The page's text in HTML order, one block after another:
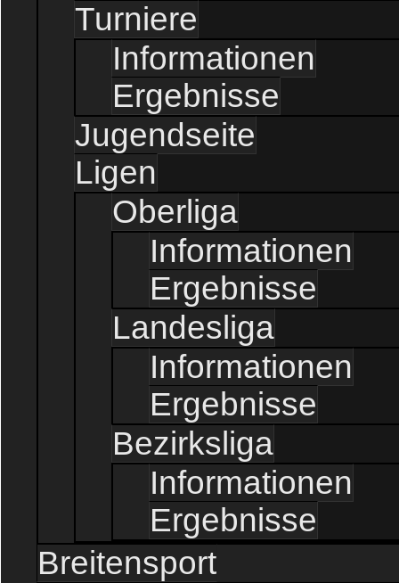
Turniere
Informationen
Ergebnisse
Jugendseite
Ligen
Oberliga
Informationen
Ergebnisse
Landesliga
Informationen
Ergebnisse
Bezirksliga
Informationen
Ergebnisse
Breitensport